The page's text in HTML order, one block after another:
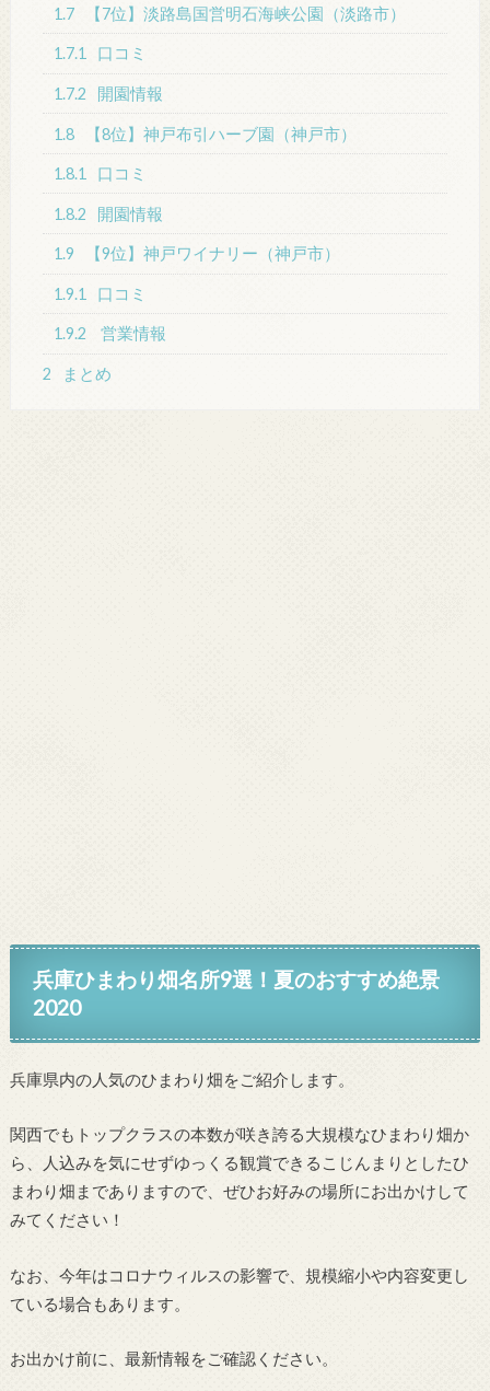
1.7 【7位】淡路島国営明石海峡公園（淡路市）
1.7.1 口コミ
1.7.2 開園情報
1.8 【8位】神戸布引ハーブ園（神戸市）
1.8.1 口コミ
1.8.2 開園情報
1.9 【9位】神戸ワイナリー（神戸市）
1.9.1 口コミ
1.9.2 営業情報
2 まとめ
兵庫ひまわり畑名所9選！夏のおすすめ絶景
2020
兵庫県内の人気のひまわり畑をご紹介します。
関西でもトップクラスの本数が咲き誇る大規模なひまわり畑か
ら、人込みを気にせずゆっくる観賞できるこじんまりとしたひ
まわり畑までありますので、ぜひお好みの場所にお出かけして
みてください！
なお、今年はコロナウィルスの影響で、規模縮小や内容変更し
ている場合もあります。
お出かけ前に、最新情報をご確認ください。